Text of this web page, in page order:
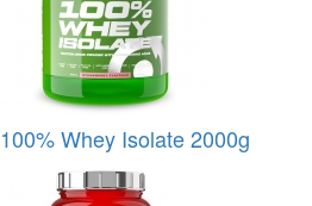
100% Whey Isolate 2000g